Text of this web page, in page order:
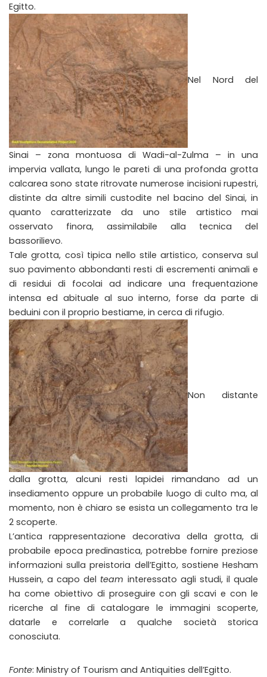
Egitto.
Nel Nord del
Sinai – zona montuosa di Wadi-al-Zulma – in una
impervia vallata, lungo le pareti di una profonda grotta
calcarea sono state ritrovate numerose incisioni rupestri,
distinte da altre simili custodite nel bacino del Sinai, in
quanto caratterizzate da uno stile artistico mai
osservato finora, assimilabile alla tecnica del
bassorilievo.
Tale grotta, così tipica nello stile artistico, conserva sul
suo pavimento abbondanti resti di escrementi animali e
di residui di focolai ad indicare una frequentazione
intensa ed abituale al suo interno, forse da parte di
beduini con il proprio bestiame, in cerca di rifugio.
Non distante
dalla grotta, alcuni resti lapidei rimandano ad un
insediamento oppure un probabile luogo di culto ma, al
momento, non è chiaro se esista un collegamento tra le
2 scoperte.
L’antica rappresentazione decorativa della grotta, di
probabile epoca predinastica, potrebbe fornire preziose
informazioni sulla preistoria dell’Egitto, sostiene Hesham
Hussein, a capo del team interessato agli studi, il quale
ha come obiettivo di proseguire con gli scavi e con le
ricerche al fine di catalogare le immagini scoperte,
datarle e correlarle a qualche società storica
conosciuta.
Fonte: Ministry of Tourism and Antiquities dell’Egitto.